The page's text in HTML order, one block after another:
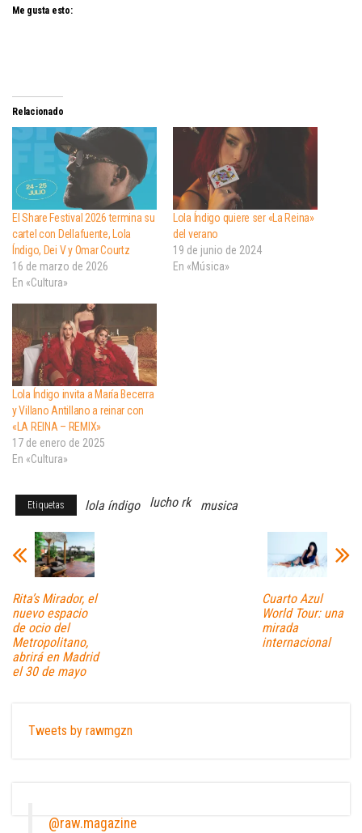
Me gusta esto:
Relacionado
El Share Festival 2026 termina su
cartel con Dellafuente, Lola
Índigo, Dei V y Omar Courtz
16 de marzo de 2026
En «Cultura»
Lola Índigo quiere ser «La Reina»
del verano
19 de junio de 2024
En «Música»
Lola Índigo invita a María Becerra
y Villano Antillano a reinar con
«LA REINA – REMIX»
17 de enero de 2025
En «Cultura»
Etiquetas lola índigo lucho rk musica
Rita’s Mirador, el
nuevo espacio
de ocio del
Metropolitano,
abrirá en Madrid
el 30 de mayo
Cuarto Azul
World Tour: una
mirada
internacional
Tweets by rawmgzn
@raw.magazine